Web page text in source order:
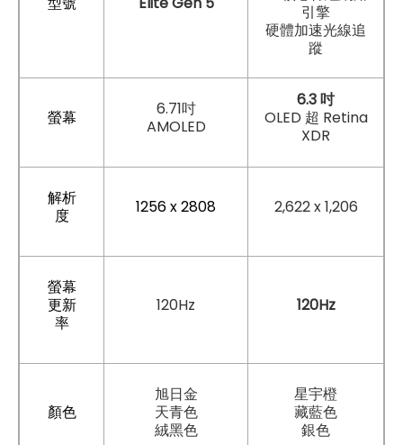
引擎
硬體加速光線追
蹤
螢幕
6.71吋
AMOLED
6.3 吋
OLED 超 Retina
XDR
解析
度
1256 x 2808 2,622 x 1,206
螢幕
更新
率
120Hz 120Hz
顏色
旭日金
天青色
絨黑色
星宇橙
藏藍色
銀色